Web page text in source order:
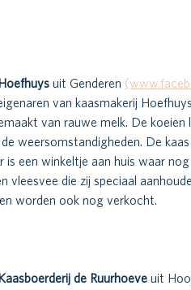
Hoefhuys uit Genderen
van kaasmakerij
van rauwe melk. De
weersomstandigheden. De
is een winkeltje aan huis waar
vleesvee die zij speciaal
worden ook nog verkocht.
Kaasboerderij de Ruurhoeve uit